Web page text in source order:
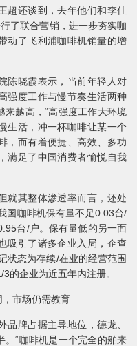
超还谈到，去年他们和李佳
了联合营销，进一步夯实咖
动了飞利浦咖啡机销量的增
晓霞表示，当前年轻人对
强度工作与慢节奏生活两种
越高，“高强度工作大环境
生活，冲一杯咖啡让某一个
，而有着便捷、高效、多功
满足了中国消费者愉悦自我
其整体渗透率而言，还处
国咖啡机保有量不足0.03台/
台/户。保有量低的另一面
吸引了诸多企业入局，企查
状态为存续/在业的经营范围
的企业为近五年内注册。
市场仍需教育
牌占据主导地位，德龙、
“咖啡机是一个完全的舶来